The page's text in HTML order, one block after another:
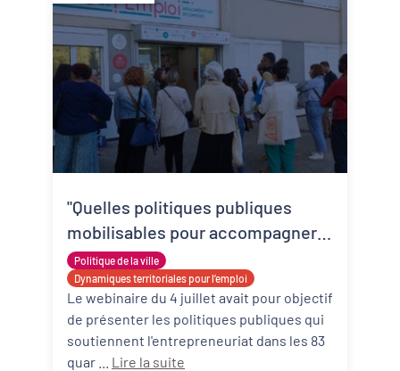
Démarches alimentaires de territoire
Développement territorial
Inclusion numérique
Politique de la ville
Revitalisation des centres-bourgs et
centres-villes
Dynamiques territoriales pour l’emploi
Transitions
Date de publication
Politique de la ville
Dynamiques territoriales pour l’emploi
"Quelles politiques publiques
mobilisables pour accompagner
l'entrepreneuriat dans les QPV?"
Le webinaire du 4 juillet avait pour objectif
de présenter les politiques publiques qui
soutiennent l'entrepreneuriat dans les 83
Lire la suite